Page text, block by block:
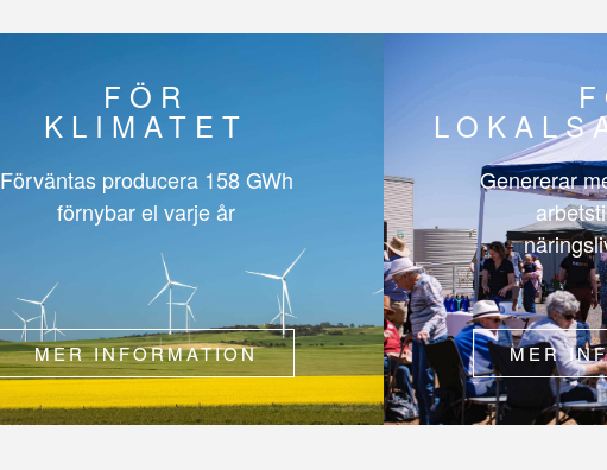
FÖR
KLIMATET
Förväntas producera158 GWh
förnybar el varje år
MER INFORMATION
Genererar
MER